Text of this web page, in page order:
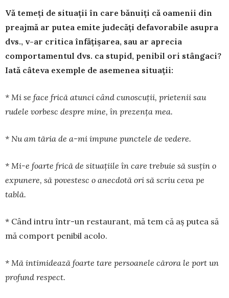
Vă temeți de situații în care bănuiți că oamenii din
preajmă ar putea emite judecăți defavorabile asupra
dvs., v-ar critica înfățișarea, sau ar aprecia
comportamentul dvs. ca stupid, penibil ori stângaci?
Iată câteva exemple de asemenea situații:
* Mi se face frică atunci când cunoscuții, prietenii sau
rudele vorbesc despre mine, în prezența mea.
* Nu am tăria de a-mi impune punctele de vedere.
* Mi-e foarte frică de situațiile în care trebuie să susțin o
expunere, să povestesc o anecdotă ori să scriu ceva pe
tablă.
* Când intru într-un restaurant, mă tem că aș putea să
mă com­port penibil acolo.
* Mă intimidează foarte tare persoanele cărora le port un
profund respect.